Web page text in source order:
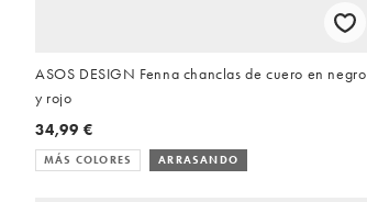
ASOS DESIGN Fenna chanclas de cuero en negro
y rojo
34,99 €
MÁS COLORES ARRASANDO